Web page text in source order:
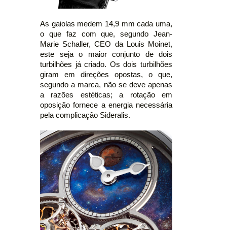
As gaiolas medem 14,9 mm cada uma,
o que faz com que, segundo Jean-
Marie Schaller, CEO da Louis Moinet,
este seja o maior conjunto de dois
turbilhões já criado. Os dois turbilhões
giram em direções opostas, o que,
segundo a marca, não se deve apenas
a razões estéticas; a rotação em
oposição fornece a energia necessária
pela complicação Sideralis.